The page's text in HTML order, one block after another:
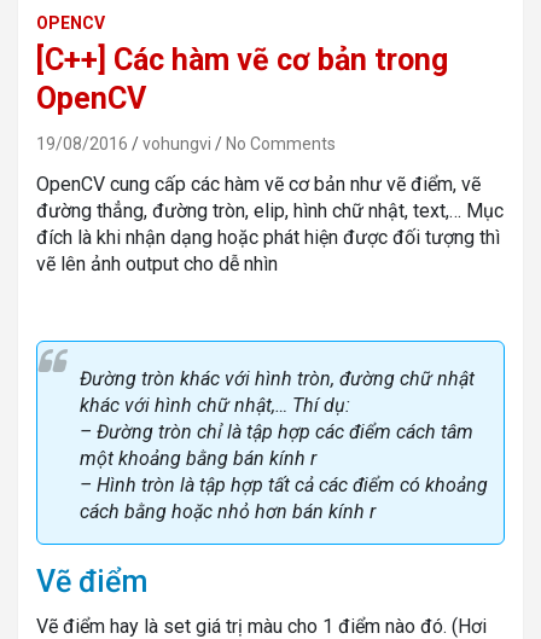
OPENCV
[C++] Các hàm vẽ cơ bản trong
OpenCV
19/08/2016 vohungvi No Comments
OpenCV cung cấp các hàm vẽ cơ bản như vẽ điểm, vẽ
đường thẳng, đường tròn, elip, hình chữ nhật, text,… Mục
đích là khi nhận dạng hoặc phát hiện được đối tượng thì
vẽ lên ảnh output cho dễ nhìn
Đường tròn khác với hình tròn, đường chữ nhật
khác với hình chữ nhật,… Thí dụ:
– Đường tròn chỉ là tập hợp các điểm cách tâm
một khoảng bằng bán kính r
– Hình tròn là tập hợp tất cả các điểm có khoảng
cách bằng hoặc nhỏ hơn bán kính r
Vẽ điểm
Vẽ điểm hay là set giá trị màu cho 1 điểm nào đó. (Hơi